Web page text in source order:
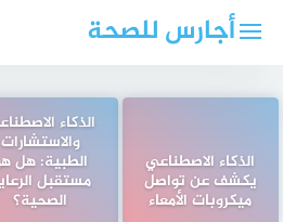
أجارس للصحة
الذكاء الاصطناعي
يكشف عن تواصل
ميكروبات الأمعاء
الذكاء
والاستشارات
الطبية: هل
مستقبل
الصحية؟